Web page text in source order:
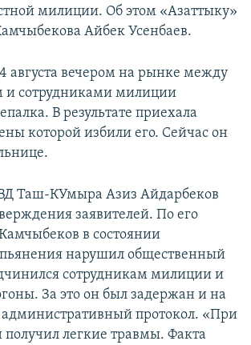
милиции. Об этом «Азаттыку»
Айбек Усенбаев.
августа вечером на рынке между
сотрудниками милиции
В результате приехала
которой избили его. Сейчас он
Таш-КУмыра Азиз Айдарбеков
заявителей. По его
в состоянии
нарушил общественный
сотрудникам милиции и
За это он был задержан и на
административный протокол. «При
легкие травмы. Факта